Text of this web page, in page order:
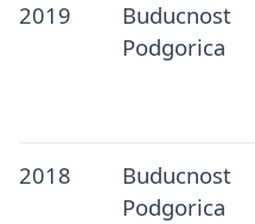
2019
Buducnost
Podgorica
2018
Buducnost
Podgorica